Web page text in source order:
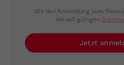
Mit der Anmeldung zum
aktuell gültigen
Jetzt